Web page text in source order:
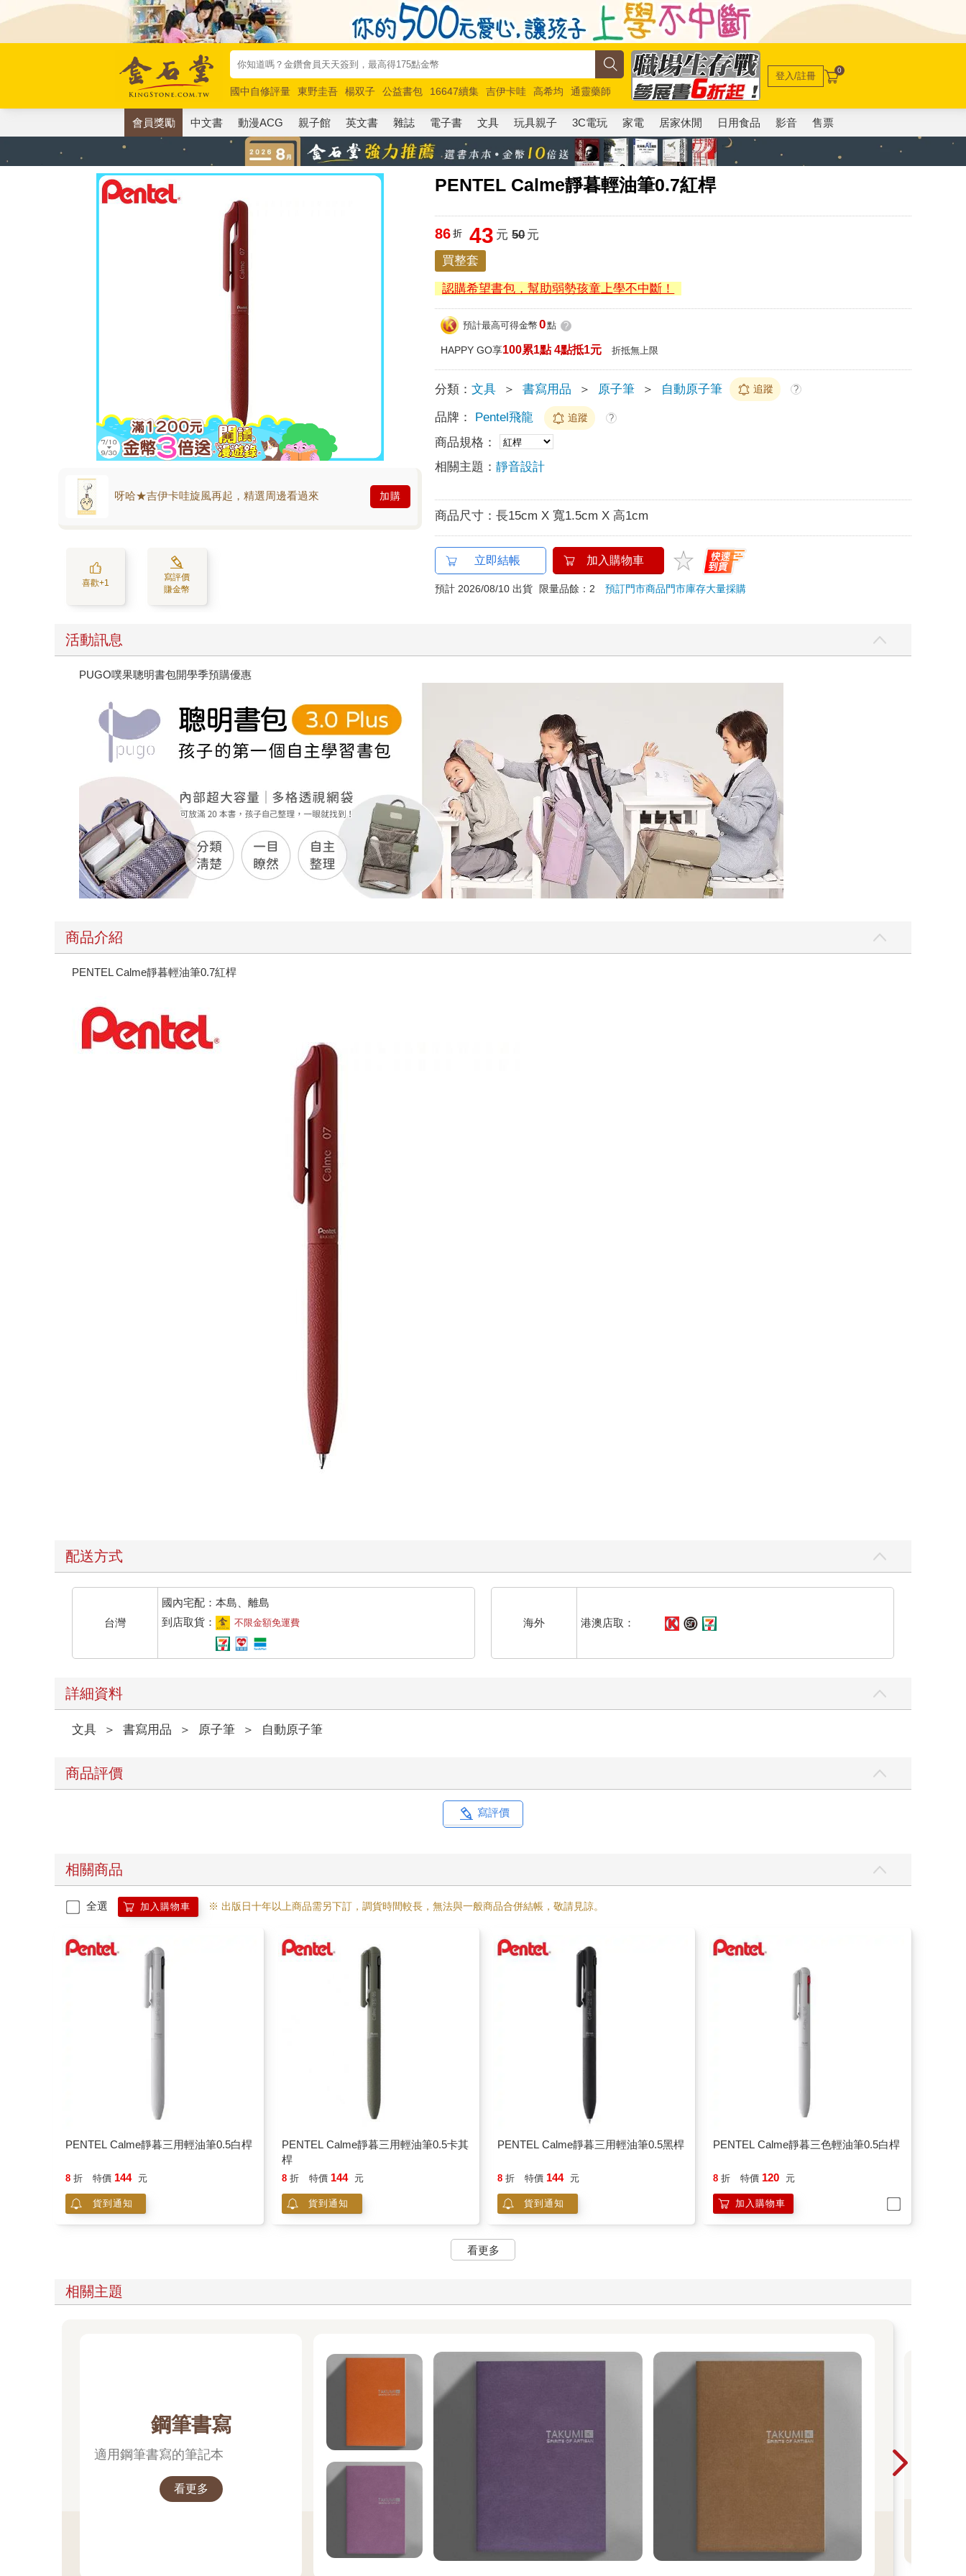
國中自修評量 東野圭吾 楊双子 公益書包 16647續集 吉伊卡哇 高希均
通靈藥師
唯紅花綻放
奧德賽 路邊攤新作 馬斯克 玩具總動員5 超慢跑
登入/註冊 0
會員獎勵 中文書 動漫ACG 親子館 英文書 雜誌 電子書 文具 玩具親子 3C電玩 家電 居家休閒 日用食品 影音 售票
PENTEL Calme靜暮輕油筆0.7紅桿
呀哈★吉伊卡哇旋風再起，精選周邊看過來 加購
喜歡+1
寫評價
賺金幣
86 折 43 元 50元
買整套
認購希望書包，幫助弱勢孩童上學不中斷！
預計最高可得金幣 0點 ?
HAPPY GO享100累1點 4點抵1元 折抵無上限
分類：文具 ＞ 書寫用品 ＞ 原子筆 ＞ 自動原子筆 追蹤 ?
品牌： Pentel飛龍 追蹤 ?
商品規格：
相關主題：靜音設計
商品尺寸：長15cm X 寬1.5cm X 高1cm
立即結帳 加入購物車
預計 2026/08/10 出貨 限量品餘：2預訂門市商品門市庫存大量採購
活動訊息
PUGO噗果聰明書包開學季預購優惠
商品介紹
PENTEL Calme靜暮輕油筆0.7紅桿
配送方式
台灣
國內宅配：本島、離島
到店取貨：
不限金額免運費 海外 港澳店取：
詳細資料
文具 ＞ 書寫用品 ＞ 原子筆 ＞ 自動原子筆
商品評價
寫評價
相關商品
全選 加入購物車 ※ 出版日十年以上商品需另下訂，調貨時間較長，無法與一般商品合併結帳，敬請見諒。
PENTEL Calme靜暮三用輕油筆0.5白桿
8 折 特價 144 元
貨到通知
PENTEL Calme靜暮三用輕油筆0.5卡其
桿
8 折 特價 144 元
貨到通知
PENTEL Calme靜暮三用輕油筆0.5黑桿
8 折 特價 144 元
貨到通知
PENTEL Calme靜暮三色輕油筆0.5白桿
8 折 特價 120 元
加入購物車
看更多
相關主題
鋼筆書寫
適用鋼筆書寫的筆記本
看更多